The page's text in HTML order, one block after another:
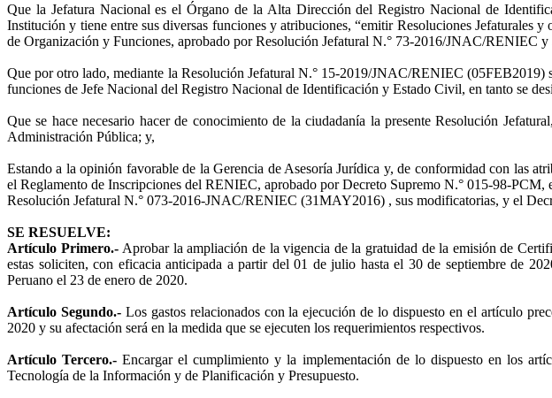
Que la Jefatura Nacional es el Órgano de la Alta Dirección del Registro Nacional de
Institución y tiene entre sus diversas funciones y atribuciones, “emitir Resoluciones Jefaturales
de Organización y Funciones, aprobado por Resolución Jefatural N.° 73-2016/JNAC/RENIEC y
Que por otro lado, mediante la Resolución Jefatural N.° 15-2019/JNAC/RENIEC (05FEB2019)
funciones de Jefe Nacional del Registro Nacional de Identificación y Estado Civil, en tanto se
Que se hace necesario hacer de conocimiento de la ciudadanía la presente Resolución
Administración Pública; y,
Estando a la opinión favorable de la Gerencia de Asesoría Jurídica y, de conformidad con las
el Reglamento de Inscripciones del RENIEC, aprobado por Decreto Supremo N.° 015-98-
Resolución Jefatural N.° 073-2016-JNAC/RENIEC (31MAY2016) , sus modificatorias, y el
SE RESUELVE:
Artículo Primero.-Aprobar la ampliación de la vigencia de la gratuidad de la emisión de
estas soliciten, con eficacia anticipada a partir del 01 de julio hasta el 30 de septiembre de
Peruano el 23 de enero de 2020.
Artículo Segundo.-Los gastos relacionados con la ejecución de lo dispuesto en el artículo
2020 y su afectación será en la medida que se ejecuten los requerimientos respectivos.
Artículo Tercero.- Encargar el cumplimiento y la implementación de lo dispuesto en los
Tecnología de la Información y de Planificación y Presupuesto.